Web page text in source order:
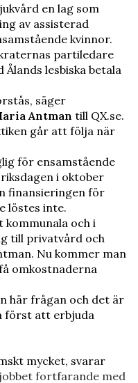
en lag som
av assisterad
kvinnor.
partiledare
lesbiska betala
säger
Antman till QX.se.
går att följa när
för ensamstående
i oktober
finansieringen för
löstes inte.
och i
till privatvård och
Nu kommer man
omkostnaderna
här frågan och det är
först att erbjuda
mycket, svarar
fortfarande med